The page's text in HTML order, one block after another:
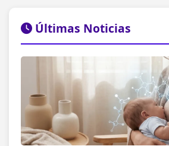
Últimas Noticias